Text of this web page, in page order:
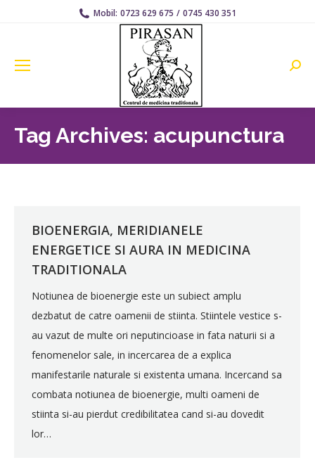
Mobil: 0723 629 675 / 0745 430 351
Tag Archives: acupunctura
BIOENERGIA, MERIDIANELE
ENERGETICE SI AURA IN MEDICINA
TRADITIONALA
Notiunea de bioenergie este un subiect amplu
dezbatut de catre oamenii de stiinta. Stiintele vestice s-
au vazut de multe ori neputincioase in fata naturii si a
fenomenelor sale, in incercarea de a explica
manifestarile naturale si existenta umana. Incercand sa
combata notiunea de bioenergie, multi oameni de
stiinta si-au pierdut credibilitatea cand si-au dovedit
lor…